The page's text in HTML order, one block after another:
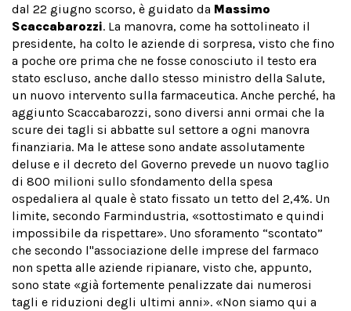
dal 22 giugno scorso, è guidato da Massimo
Scaccabarozzi. La manovra, come ha sottolineato il
presidente, ha colto le aziende di sorpresa, visto che fino
a poche ore prima che ne fosse conosciuto il testo era
stato escluso, anche dallo stesso ministro della Salute,
un nuovo intervento sulla farmaceutica. Anche perché, ha
aggiunto Scaccabarozzi, sono diversi anni ormai che la
scure dei tagli si abbatte sul settore a ogni manovra
finanziaria. Ma le attese sono andate assolutamente
deluse e il decreto del Governo prevede un nuovo taglio
di 800 milioni sullo sfondamento della spesa
ospedaliera al quale è stato fissato un tetto del 2,4%. Un
limite, secondo Farmindustria, «sottostimato e quindi
impossibile da rispettare». Uno sforamento “scontato”
che secondo l''associazione delle imprese del farmaco
non spetta alle aziende ripianare, visto che, appunto,
sono state «già fortemente penalizzate dai numerosi
tagli e riduzioni degli ultimi anni». «Non siamo qui a